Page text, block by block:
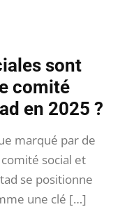
sont
comité
en 2025 ?
marqué par de
social et
se positionne
une clé […]